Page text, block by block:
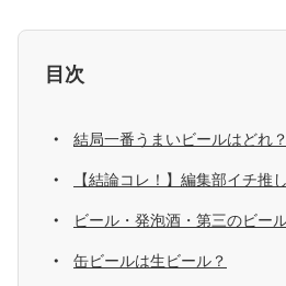
目次
結局一番うまいビールはどれ
【結論コレ！】編集部イチ推
ビール・発泡酒・第三のビー
缶ビールは生ビール？